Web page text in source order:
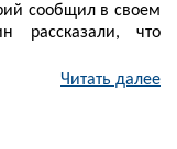
сообщил в своем
рассказали, что
Читать далее